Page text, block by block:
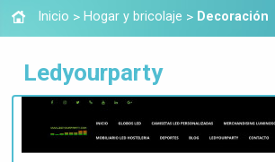
Inicio > Hogar y bricolaje > Decoración
Ledyourparty